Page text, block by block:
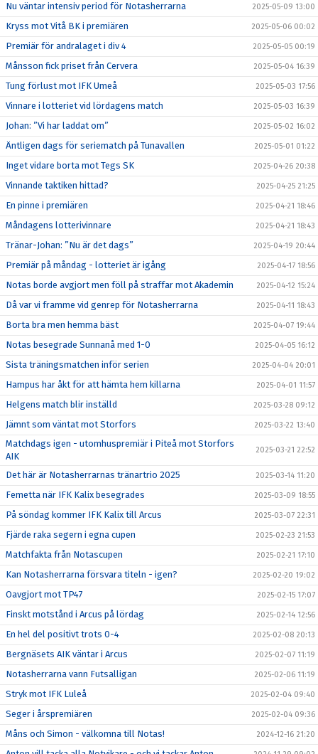
Nu väntar intensiv period för Notasherrarna 2025-05-09 13:00
Kryss mot Vitå BK i premiären 2025-05-06 00:02
Premiär för andralaget i div 4 2025-05-05 00:19
Månsson fick priset från Cervera 2025-05-04 16:39
Tung förlust mot IFK Umeå 2025-05-03 17:56
Vinnare i lotteriet vid lördagens match 2025-05-03 16:39
Johan: ”Vi har laddat om” 2025-05-02 16:02
Äntligen dags för seriematch på Tunavallen 2025-05-01 01:22
Inget vidare borta mot Tegs SK 2025-04-26 20:38
Vinnande taktiken hittad? 2025-04-25 21:25
En pinne i premiären 2025-04-21 18:46
Måndagens lotterivinnare 2025-04-21 18:43
Tränar-Johan: ”Nu är det dags” 2025-04-19 20:44
Premiär på måndag - lotteriet är igång 2025-04-17 18:56
Notas borde avgjort men föll på straffar mot Akademin 2025-04-12 15:24
Då var vi framme vid genrep för Notasherrarna 2025-04-11 18:43
Borta bra men hemma bäst 2025-04-07 19:44
Notas besegrade Sunnanå med 1-0 2025-04-05 16:12
Sista träningsmatchen inför serien 2025-04-04 20:01
Hampus har åkt för att hämta hem killarna 2025-04-01 11:57
Helgens match blir inställd 2025-03-28 09:12
Jämnt som väntat mot Storfors 2025-03-22 13:40
Matchdags igen - utomhuspremiär i Piteå mot Storfors
AIK
2025-03-21 22:52
Det här är Notasherrarnas tränartrio 2025 2025-03-14 11:20
Femetta när IFK Kalix besegrades 2025-03-09 18:55
På söndag kommer IFK Kalix till Arcus 2025-03-07 22:31
Fjärde raka segern i egna cupen 2025-02-23 21:53
Matchfakta från Notascupen 2025-02-21 17:10
Kan Notasherrarna försvara titeln - igen? 2025-02-20 19:02
Oavgjort mot TP47 2025-02-15 17:07
Finskt motstånd i Arcus på lördag 2025-02-14 12:56
En hel del positivt trots 0-4 2025-02-08 20:13
Bergnäsets AIK väntar i Arcus 2025-02-07 11:19
Notasherrarna vann Futsalligan 2025-02-06 11:19
Stryk mot IFK Luleå 2025-02-04 09:40
Seger i årspremiären 2025-02-04 09:36
Måns och Simon - välkomna till Notas! 2024-12-16 21:20